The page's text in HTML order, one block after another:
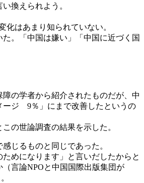
換えられよう。
はあまり知られていない。
。「中国は嫌い」「中国に近づく国
の学者から紹介されたものだが、中
ージ 9％」にまで改善したというの
の世論調査の結果を示した。
じるものと同じであった。
めになります」と言いだしたからと
言論NPOと中国国際出版集団が